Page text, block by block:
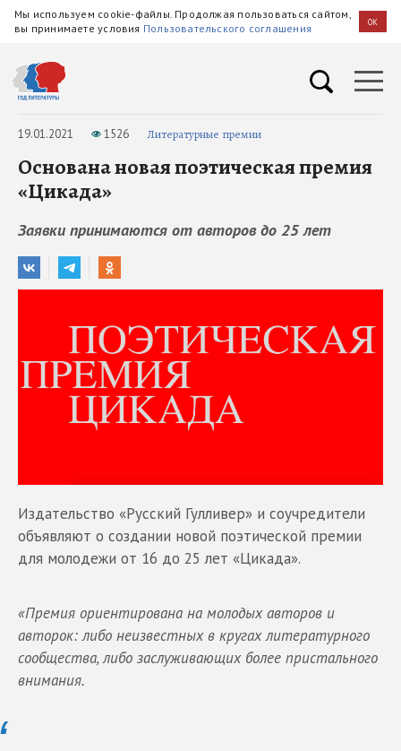
Мы используем cookie-файлы. Продолжая пользоваться сайтом,
вы принимаете условия Пользовательского соглашения OK
19.01.2021 1526 Литературные премии
Основана новая поэтическая премия
«Цикада»
Заявки принимаются от авторов до 25 лет
Издательство «Русский Гулливер» и соучредители
объявляют о создании новой поэтической премии
для молодежи от 16 до 25 лет «Цикада».
«Премия ориентирована на молодых авторов и
авторок: либо неизвестных в кругах литературного
сообщества, либо заслуживающих более пристального
внимания.